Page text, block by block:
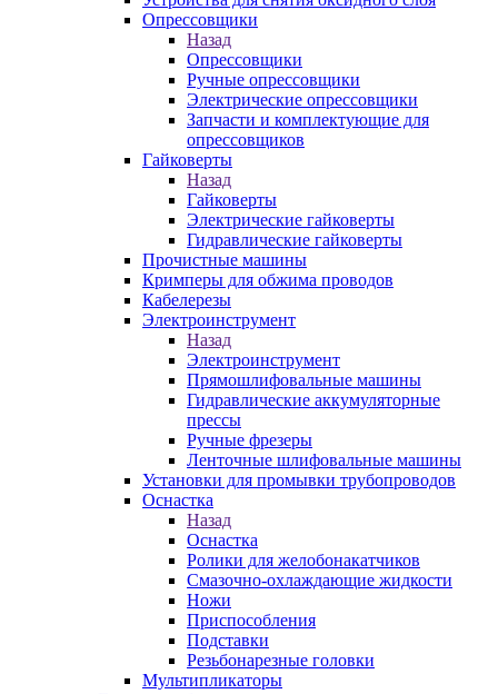
Опрессовщики
Назад
Опрессовщики
Ручные опрессовщики
Электрические опрессовщики
Запчасти и комплектующие для
опрессовщиков
Гайковерты
Назад
Гайковерты
Электрические гайковерты
Гидравлические гайковерты
Прочистные машины
Кримперы для обжима проводов
Кабелерезы
Электроинструмент
Назад
Электроинструмент
Прямошлифовальные машины
Гидравлические аккумуляторные
прессы
Ручные фрезеры
Ленточные шлифовальные машины
Установки для промывки трубопроводов
Оснастка
Назад
Оснастка
Ролики для желобонакатчиков
Смазочно-охлаждающие жидкости
Ножи
Приспособления
Подставки
Резьбонарезные головки
Мультипликаторы